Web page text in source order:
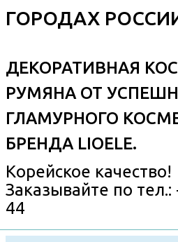
ГОРОДАХ
ДЕКОРАТИВНАЯ
РУМЯНА ОТ
ГЛАМУРНОГО
БРЕНДА LIOELE.
Корейское качество!
Заказывайте по
44